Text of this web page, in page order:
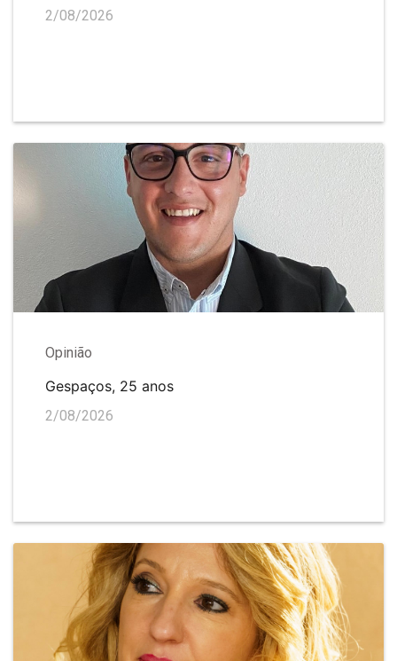
2/08/2026
Opinião
Gespaços, 25 anos
2/08/2026